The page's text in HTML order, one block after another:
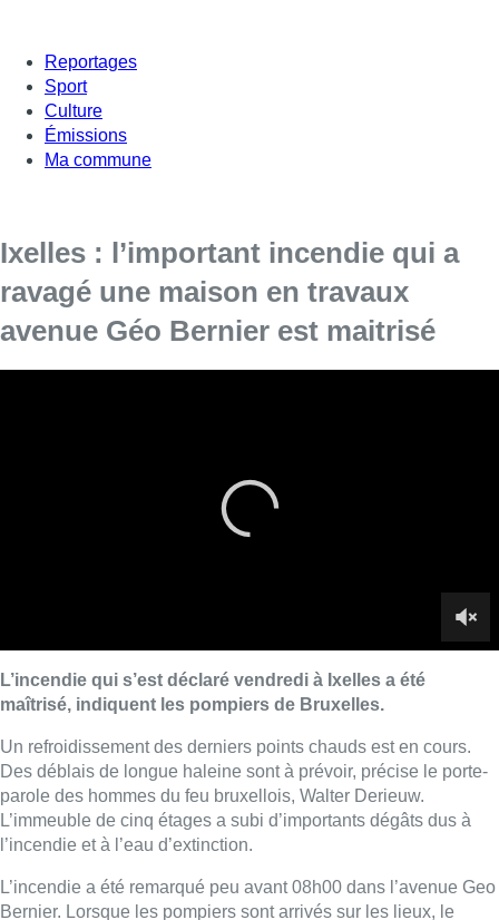
Reportages
Sport
Culture
Émissions
Ma commune
Ixelles : l’important incendie qui a
ravagé une maison en travaux
avenue Géo Bernier est maitrisé
parole des hommes du feu bruxellois, Walter Derieuw.
L’immeuble de cinq étages a subi d’importants dégâts dus à
L’incendie a été remarqué peu avant 08h00 dans l’avenue Geo
duplex, aux quatrième et cinquième étages de l’immeuble,
provoqué un important nuage de fumée visible au loin.
Personne n’était présent dans le bâtiment et il n’y a donc pas
eu de blessés
“, avait indiqué plus tôt Walter Derieuw.
Les pompiers ont mis plusieurs heures à maîtriser les flammes.
Le feu s’est notamment déclaré à l’arrière du bâtiment,
difficilement accessible. Les pompiers n’ont pu attaquer le feu
que de l’extérieur, car trop de débris tombaient à l’intérieur et le
plancher était trop instable.